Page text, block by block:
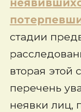
стадии
вторая этой
перечень
неявки лиц,